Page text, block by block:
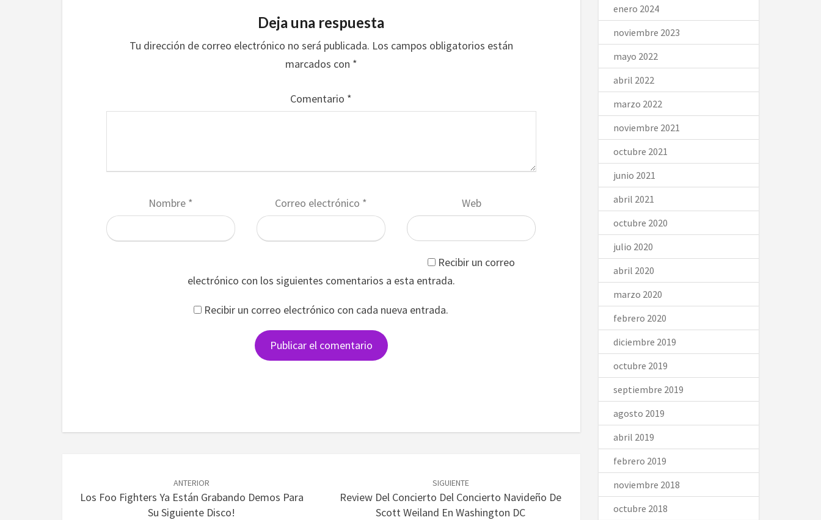
Deja una respuesta
Tu dirección de correo electrónico no será publicada. Los campos obligatorios están
marcados con *
Comentario *
Nombre * Correo electrónico * Web
Recibir un correo
electrónico con los siguientes comentarios a esta entrada.
Recibir un correo electrónico con cada nueva entrada.
entradas
ANTERIOR
Los Foo Fighters Ya Están Grabando Demos Para
Su Siguiente Disco!
SIGUIENTE
Review Del Concierto Del Concierto Navideño De
Scott Weiland En Washington DC
enero 2024
noviembre 2023
mayo 2022
abril 2022
marzo 2022
noviembre 2021
octubre 2021
junio 2021
abril 2021
octubre 2020
julio 2020
abril 2020
marzo 2020
febrero 2020
diciembre 2019
octubre 2019
septiembre 2019
agosto 2019
abril 2019
febrero 2019
noviembre 2018
octubre 2018